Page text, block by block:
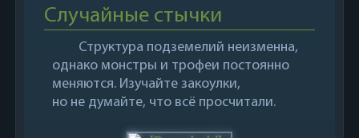
Случайные стычки
Структура подземелий неизменна,
однако монстры и трофеи постоянно
меняются. Изучайте закоулки,
но не думайте, что всё просчитали.